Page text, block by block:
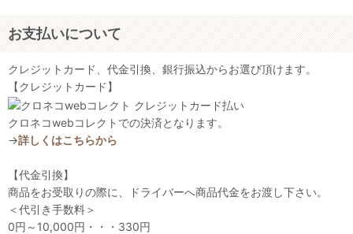
お支払いについて
クレジットカード、代金引換、銀行振込からお選び頂けます。
【クレジットカード】
クロネコwebコレクトでの決済となります。
→詳しくはこちらから
【代金引換】
商品をお受取りの際に、ドライバーへ商品代金をお渡し下さい。
＜代引き手数料＞
0円～10,000円・・・330円